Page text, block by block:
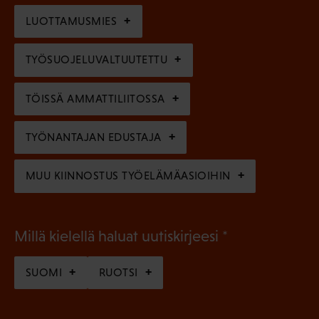
)
i
n
e
n
)
l
i
n
e
n
)
LUOTTAMUSMIES
TYÖSUOJELUVALTUUTETTU
TÖISSÄ AMMATTILIITOSSA
TYÖNANTAJAN EDUSTAJA
MUU KIINNOSTUS TYÖELÄMÄASIOIHIN
Millä kielellä haluat uutiskirjeesi
SUOMI RUOTSI